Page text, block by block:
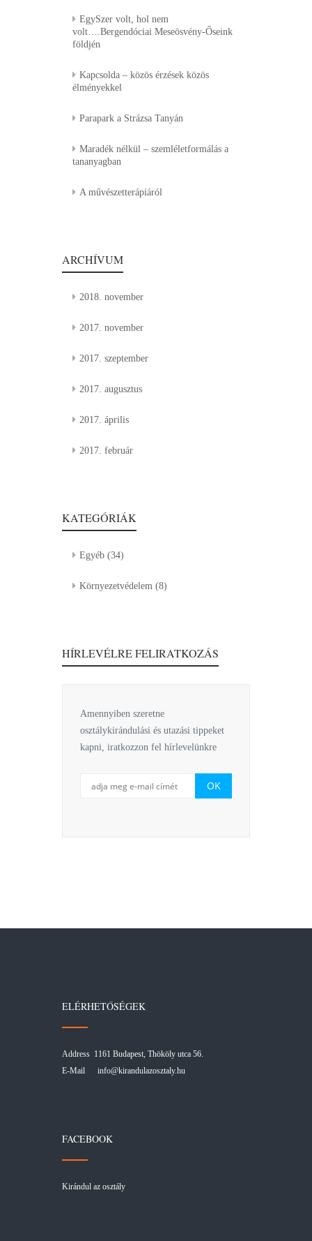
EgySzer volt, hol nem
volt….Bergendóciai Meseösvény-Őseink
földjén
Kapcsolda – közös érzések közös
élményekkel
Parapark a Strázsa Tanyán
Maradék nélkül – szemléletformálás a
tananyagban
A művészetterápiáról
ARCHÍVUM
2018. november
2017. november
2017. szeptember
2017. augusztus
2017. április
2017. február
KATEGÓRIÁK
Egyéb (34)
Környezetvédelem (8)
HÍRLEVÉLRE FELIRATKOZÁS
Amennyiben szeretne
osztálykirándulási és utazási tippeket
kapni, iratkozzon fel hírlevelünkre
ELÉRHETŐSÉGEK
Address 1161 Budapest, Thököly utca 56.
E-Mail info@kirandulazosztaly.hu
FACEBOOK
Kirándul az osztály